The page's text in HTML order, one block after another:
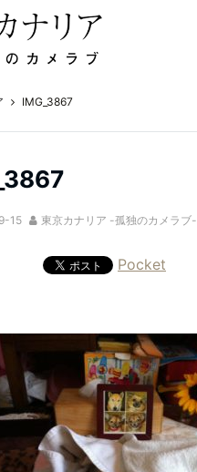
IMG_3867
15 東京カナリア -孤独のカメラブ-
Pocket